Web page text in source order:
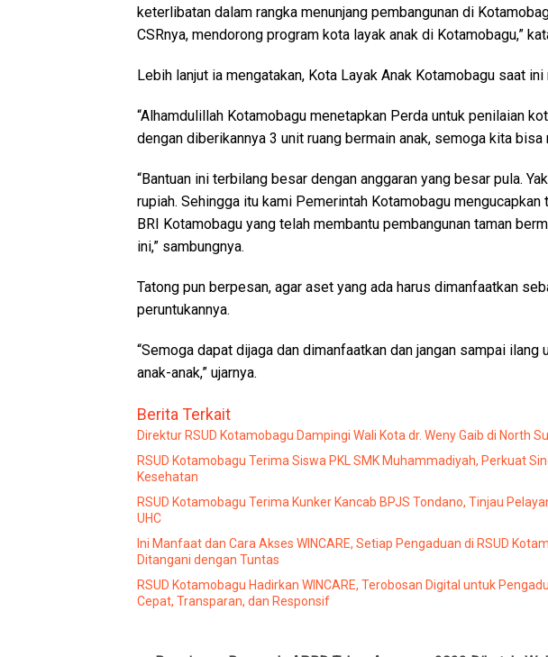
keterlibatan dalam rangka menunjang pembangunan di
CSRnya, mendorong program kota layak anak di Kotamobagu,”
Lebih lanjut ia mengatakan, Kota Layak Anak Kotamobagu saat
“Alhamdulillah Kotamobagu menetapkan Perda untuk penilaian
dengan diberikannya 3 unit ruang bermain anak, semoga kita bisa
“Bantuan ini terbilang besar dengan anggaran yang besar pula.
rupiah. Sehingga itu kami Pemerintah Kotamobagu
BRI Kotamobagu yang telah membantu pembangunan taman
ini,” sambungnya.
Tatong pun berpesan, agar aset yang ada harus dimanfaatkan
peruntukannya.
“Semoga dapat dijaga dan dimanfaatkan dan jangan sampai ilang
anak-anak,” ujarnya.
Berita Terkait
Direktur RSUD Kotamobagu Dampingi Wali Kota dr. Weny Gaib di North
RSUD Kotamobagu Terima Siswa PKL SMK Muhammadiyah, Perkuat
Kesehatan
RSUD Kotamobagu Terima Kunker Kancab BPJS Tondano, Tinjau
UHC
Ini Manfaat dan Cara Akses WINCARE, Setiap Pengaduan di RSUD
Ditangani dengan Tuntas
RSUD Kotamobagu Hadirkan WINCARE, Terobosan Digital untuk
Cepat, Transparan, dan Responsif